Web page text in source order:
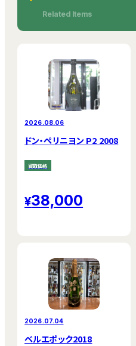
Related Items
2026.08.06
ドン・ペリニヨン P2 2008
買取価格
38,000
2026.07.04
ベルエポック2018